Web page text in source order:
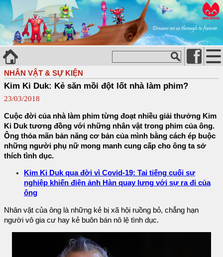
NHÂN VẬT & SỰ KIỆN
Kim Ki Duk: Kẻ săn mồi đột lốt nhà làm phim?
23/03/2018
Cuộc đời của nhà làm phim từng đoạt nhiều giải thưởng Kim
Ki Duk tương đồng với những nhân vật trong phim của ông.
Ông thỏa mãn bản năng cơ bản của mình bằng cách ép buộc
những người phụ nữ mong manh cung cấp cho ông ta sở
thích tình dục.
Kim Ki Duk qua đời vì Covid-19: Tai tiếng cuối sự
nghiệp khiến điện ảnh Hàn quay lưng với sự ra đi của
ông
Nhân vật của ông là những kẻ bị xã hội ruồng bỏ, chẳng hạn
người vô gia cư hay kẻ buôn bán nô lệ tình dục.